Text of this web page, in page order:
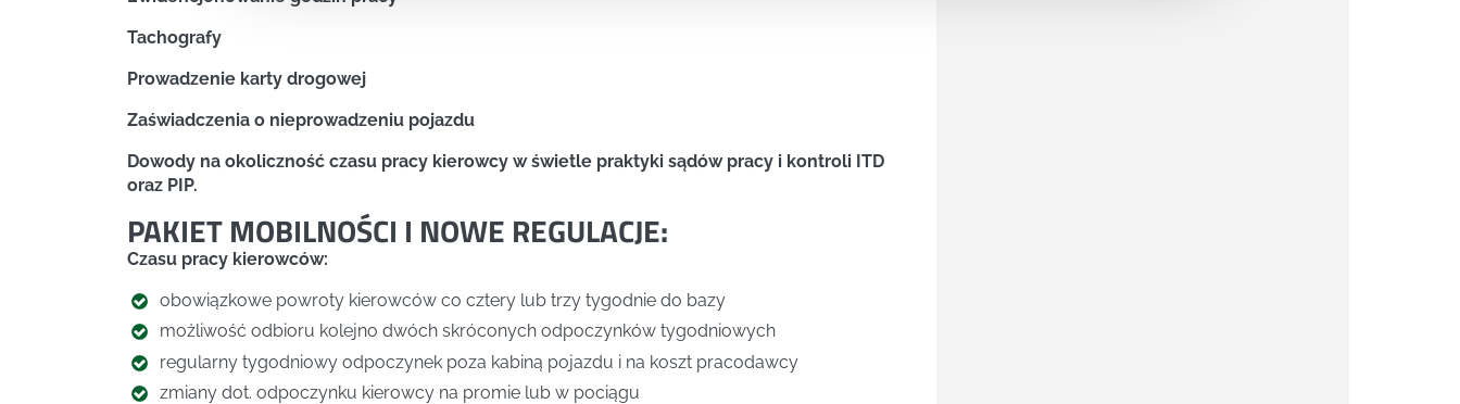
Tachografy
Prowadzenie karty drogowej
Zaświadczenia o nieprowadzeniu pojazdu
Dowody na okoliczność czasu pracy kierowcy w świetle praktyki sądów pracy i kontroli ITD
oraz PIP.
PAKIET MOBILNOŚCI I NOWE REGULACJE:
Czasu pracy kierowców:
obowiązkowe powroty kierowców co cztery lub trzy tygodnie do bazy
możliwość odbioru kolejno dwóch skróconych odpoczynków tygodniowych
regularny tygodniowy odpoczynek poza kabiną pojazdu i na koszt pracodawcy
zmiany dot. odpoczynku kierowcy na promie lub w pociągu